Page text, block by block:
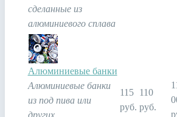
сделанные из
алюминиевого сплава
Алюминиевые банки
Алюминиевые банки
из под пива или
других
115
руб.
110
руб.